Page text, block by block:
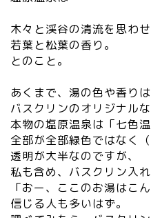
木々と渓谷の清流を思わせ
若葉と松葉の香り。
とのこと。
あくまで、湯の色や香りは
バスクリンのオリジナルな
本物の塩原温泉は「七色温
全部が全部緑色ではなく
透明が大半なのですが、
私も含め、バスクリン入
「おー、ここのお湯はこ
信じる人も多いはず。